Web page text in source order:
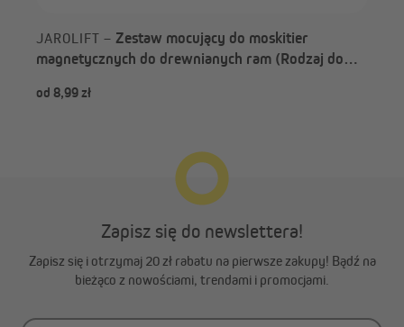
JAROLIFT – Zestaw mocujący do moskitier
magnetycznych do drewnianych ram (Rodzaj do
od 8,99 zł
Zapisz się do newslettera!
Zapisz się i otrzymaj 20 zł rabatu na pierwsze zakupy! Bądź na
bieżąco z nowościami, trendami i promocjami.